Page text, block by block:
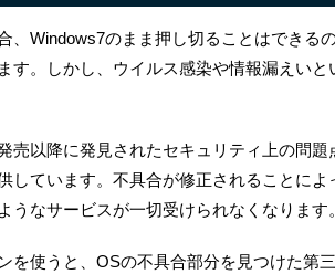
、Windows7のまま押し切ることはできる
す。しかし、ウイルス感染や情報漏えい
売以降に発見されたセキュリティ上の問
しています。不具合が修正されることに
うなサービスが一切受けられなくなります。
を使うと、OSの不具合部分を見つけた第